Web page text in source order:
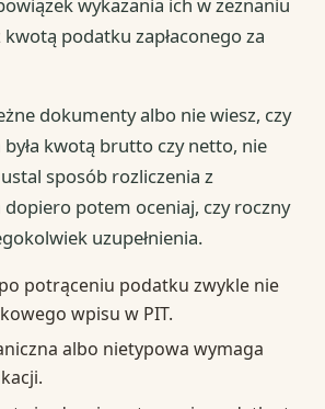
podatku zapłaconego za
dokumenty albo nie wiesz, czy
była kwotą brutto czy netto, nie
sposób rozliczenia z
potem oceniaj, czy roczny
uzupełnienia.
potrąceniu podatku zwykle nie
wpisu w PIT.
albo nietypowa wymaga